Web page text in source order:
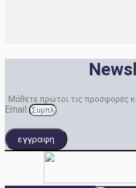
Μάθετε πρώτοι τις προσφορές
Email
εγγραφη